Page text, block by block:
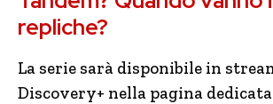
repliche?
La serie sarà disponibile in
Discovery+ nella pagina